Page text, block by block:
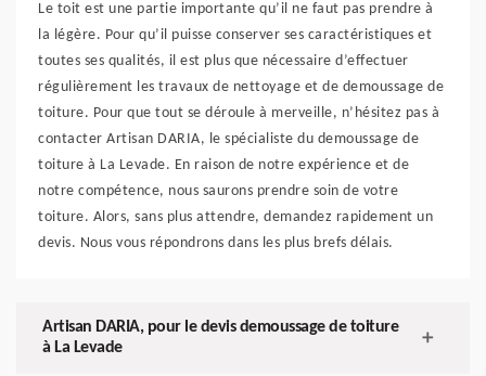
Le toit est une partie importante qu’il ne faut pas prendre à
la légère. Pour qu’il puisse conserver ses caractéristiques et
toutes ses qualités, il est plus que nécessaire d’effectuer
régulièrement les travaux de nettoyage et de demoussage de
toiture. Pour que tout se déroule à merveille, n’hésitez pas à
contacter Artisan DARIA, le spécialiste du demoussage de
toiture à La Levade. En raison de notre expérience et de
notre compétence, nous saurons prendre soin de votre
toiture. Alors, sans plus attendre, demandez rapidement un
devis. Nous vous répondrons dans les plus brefs délais.
Artisan DARIA, pour le devis demoussage de toiture
à La Levade